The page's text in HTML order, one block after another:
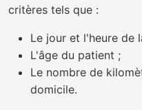
critères tels que :
Le jour et l'heure de
L'âge du patient ;
Le nombre de
domicile.